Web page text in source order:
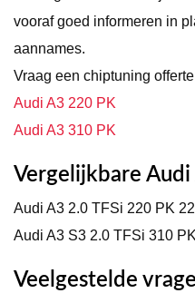
vooraf goed informeren in
aannames.
Vraag een chiptuning
Audi A3 220 PK
Audi A3 310 PK
Vergelijkbare
Audi A3 2.0 TFSi 220 PK
Audi A3 S3 2.0 TFSi 310
Veelgestelde